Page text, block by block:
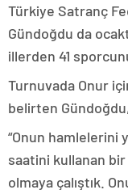
Türkiye Satranç
Gündoğdu da
illerden 41
Turnuvada Onur
belirten
“Onun hamlelerini
saatini kullanan bir
olmaya çalıştık.